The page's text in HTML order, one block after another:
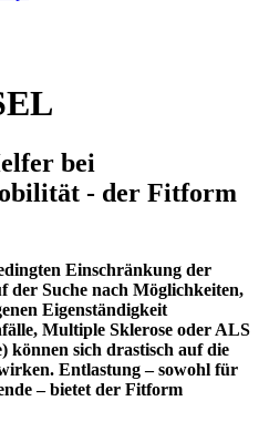
bei
- der Fitform
Einschränkung der
der Suche nach Möglichkeiten,
Eigenständigkeit
Multiple Sklerose oder ALS
können sich drastisch auf die
Entlastung – sowohl für
– bietet der Fitform